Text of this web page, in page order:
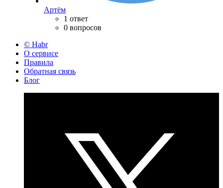
Артём
1 ответ
0 вопросов
© Habr
О сервисе
Правила
Обратная связь
Блог